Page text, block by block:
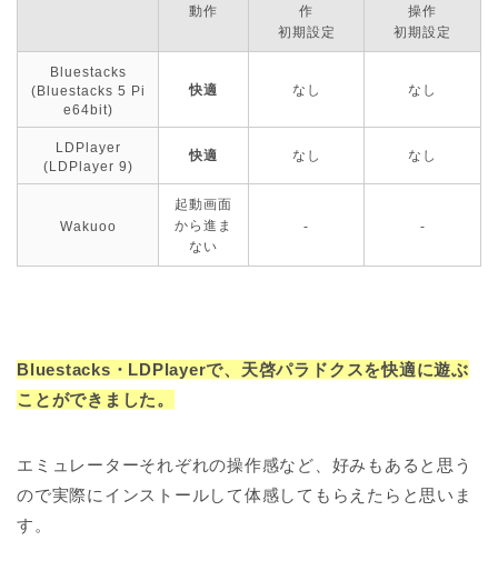
動作
作
初期設定
操作
初期設定
Bluestacks
(Bluestacks 5 Pi
e64bit)
快適 なし なし
LDPlayer
(LDPlayer 9)
快適 なし なし
Wakuoo
起動画面
から進ま
ない
- -
Bluestacks・LDPlayerで、天啓パラドクスを快適に遊ぶ
ことができました。
エミュレーターそれぞれの操作感など、好みもあると思う
ので実際にインストールして体感してもらえたらと思いま
す。